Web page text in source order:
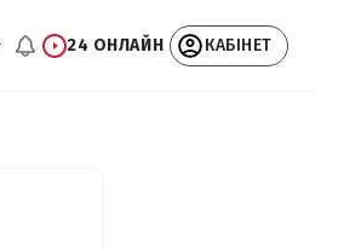
24 ОНЛАЙН КАБІНЕТ